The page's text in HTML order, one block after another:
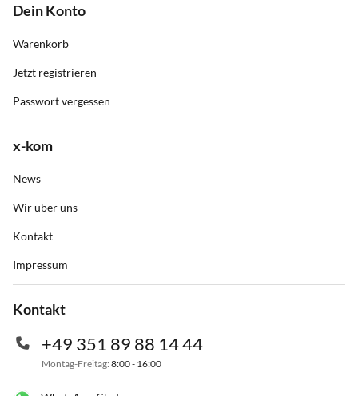
Dein Konto
Warenkorb
Jetzt registrieren
Passwort vergessen
x-kom
News
Wir über uns
Kontakt
Impressum
Kontakt
+49 351 89 88 14 44
Montag-Freitag: 8:00 - 16:00